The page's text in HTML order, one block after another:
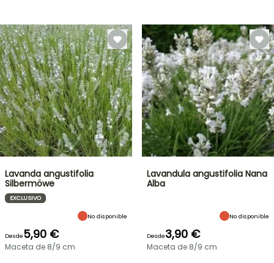
Lavanda angustifolia
Silbermöwe
EXCLUSIVO
No disponible
Desde5,90 €
Maceta de 8/9 cm
Lavandula angustifolia Nana
Alba
No disponible
Desde3,90 €
Maceta de 8/9 cm